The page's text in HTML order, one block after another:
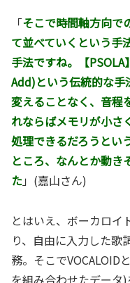
「そこで時間軸方向で
て並べていくという手
手法ですね。【PSOLA
Add)という伝統的な手
変えることなく、音程
れならばメモリが小さ
処理できるだろうとい
ところ、なんとか動き
た」(嘉山さん)
とはいえ、ボーカロイ
り、自由に入力した歌
務。そこでVOCALOID